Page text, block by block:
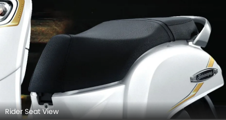
Rider Seat View